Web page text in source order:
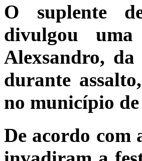
O suplente
divulgou
Alexsandro,
durante
no município
De acordo com